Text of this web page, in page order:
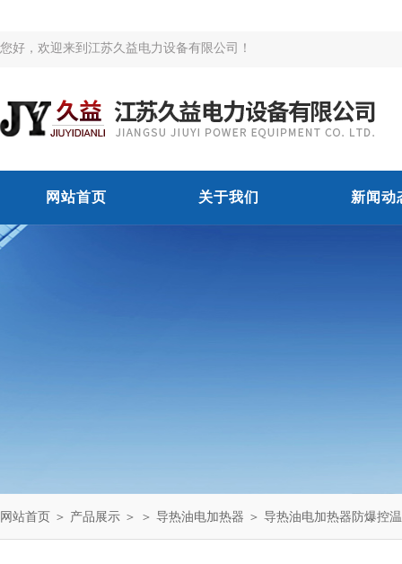
您好，欢迎来到江苏久益电力设备有限公司！
网站首页 关于我们 新闻动
网站首页 ＞ 产品展示 ＞ ＞ 导热油电加热器 ＞ 导热油电加热器防爆控